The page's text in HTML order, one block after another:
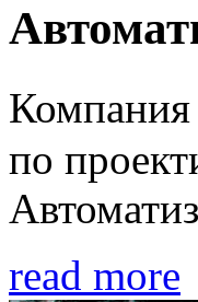
Компания
по
read more